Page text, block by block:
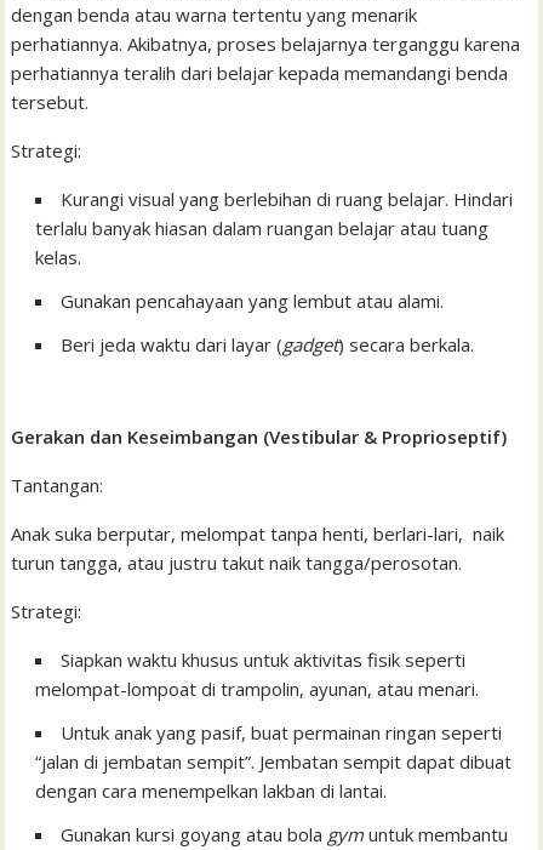
dengan benda atau warna tertentu yang menarik
perhatiannya. Akibatnya, proses belajarnya terganggu karena
perhatiannya teralih dari belajar kepada memandangi benda
tersebut.
Strategi:
Kurangi visual yang berlebihan di ruang belajar. Hindari
terlalu banyak hiasan dalam ruangan belajar atau tuang
kelas.
Gunakan pencahayaan yang lembut atau alami.
Beri jeda waktu dari layar (gadget) secara berkala.
Gerakan dan Keseimbangan (Vestibular & Proprioseptif)
Tantangan:
Anak suka berputar, melompat tanpa henti, berlari-lari, naik
turun tangga, atau justru takut naik tangga/perosotan.
Strategi:
Siapkan waktu khusus untuk aktivitas fisik seperti
melompat-lompoat di trampolin, ayunan, atau menari.
Untuk anak yang pasif, buat permainan ringan seperti
“jalan di jembatan sempit”. Jembatan sempit dapat dibuat
dengan cara menempelkan lakban di lantai.
Gunakan kursi goyang atau bola gym untuk membantu